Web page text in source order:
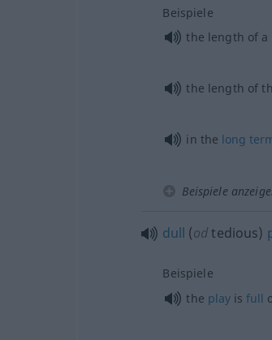
Beispiele
the length of a
the length of
in the long
Beispiele
dull (odtedious)
Beispiele
the playis full